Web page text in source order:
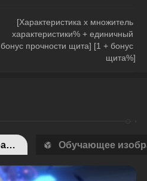
[Характеристика х множитель
характеристики% + единичный
бонус прочности щита] [1 + бонус
щита%]
1 Обучающее